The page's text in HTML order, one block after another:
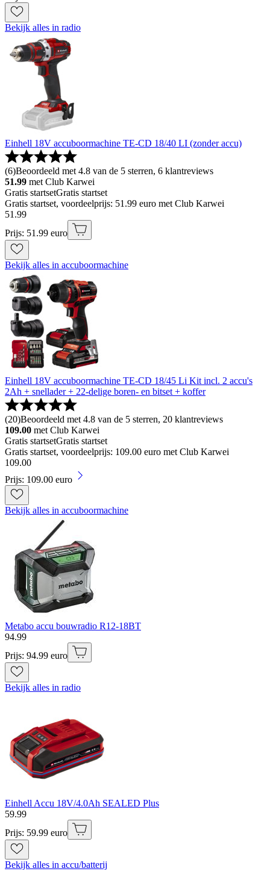
Bekijk alles in radio
Einhell 18V accuboormachine TE-CD 18/40 LI (zonder accu)
(6)Beoordeeld met 4.8 van de 5 sterren, 6 klantreviews
51.99 met Club Karwei
Gratis startsetGratis startset
Gratis startset, voordeelprijs: 51.99 euro met Club Karwei
51 .99
Prijs: 51.99 euro
Bekijk alles in accuboormachine
Einhell 18V accuboormachine TE-CD 18/45 Li Kit incl. 2 accu's
2Ah + snellader + 22-delige boren- en bitset + koffer
(20)Beoordeeld met 4.8 van de 5 sterren, 20 klantreviews
109.00 met Club Karwei
Gratis startsetGratis startset
Gratis startset, voordeelprijs: 109.00 euro met Club Karwei
109.00
Prijs: 109.00 euro
Bekijk alles in accuboormachine
Metabo accu bouwradio R12-18BT
94.99
Prijs: 94.99 euro
Bekijk alles in radio
Einhell Accu 18V/4.0Ah SEALED Plus
59.99
Prijs: 59.99 euro
Bekijk alles in accu/batterij